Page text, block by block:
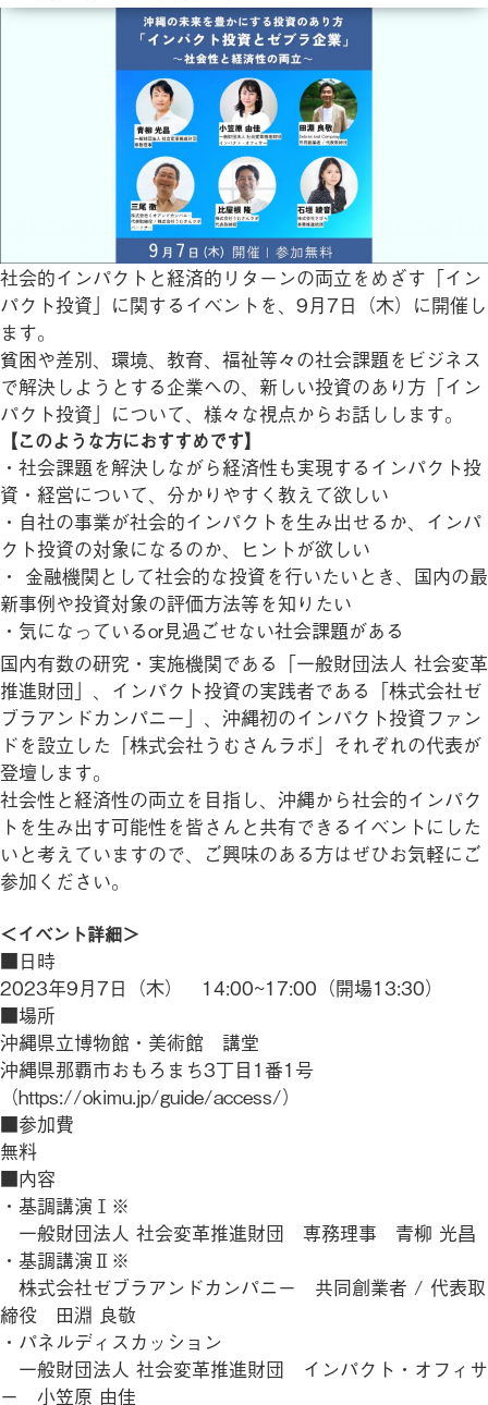
社会的インパクトと経済的リターンの両立をめざす「イン
パクト投資」に関するイベントを、9月7日（木）に開催し
ます。
貧困や差別、環境、教育、福祉等々の社会課題をビジネス
で解決しようとする企業への、新しい投資のあり方「イン
パクト投資」について、様々な視点からお話しします。
【このような方におすすめです】
・社会課題を解決しながら経済性も実現するインパクト投
資・経営について、分かりやすく教えて欲しい
・自社の事業が社会的インパクトを生み出せるか、インパ
クト投資の対象になるのか、ヒントが欲しい
・ 金融機関として社会的な投資を行いたいとき、国内の最
新事例や投資対象の評価方法等を知りたい
・気になっているor見過ごせない社会課題がある
国内有数の研究・実施機関である「一般財団法人 社会変革
推進財団」、インパクト投資の実践者である「株式会社ゼ
ブラアンドカンパニー」、沖縄初のインパクト投資ファン
ドを設立した「株式会社うむさんラボ」それぞれの代表が
登壇します。
社会性と経済性の両立を目指し、沖縄から社会的インパク
トを生み出す可能性を皆さんと共有できるイベントにした
いと考えていますので、ご興味のある方はぜひお気軽にご
参加ください。
＜イベント詳細＞
■日時
2023年9月7日（木） 14:00~17:00（開場13:30）
■場所
沖縄県立博物館・美術館 講堂
沖縄県那覇市おもろまち3丁目1番1号
（https://okimu.jp/guide/access/）
■参加費
無料
■内容
・基調講演Ⅰ※
一般財団法人 社会変革推進財団 専務理事 青柳 光昌
・基調講演Ⅱ※
株式会社ゼブラアンドカンパニー 共同創業者 / 代表取
締役 田淵 良敬
・パネルディスカッション
一般財団法人 社会変革推進財団 インパクト・オフィサ
ー 小笠原 由佳